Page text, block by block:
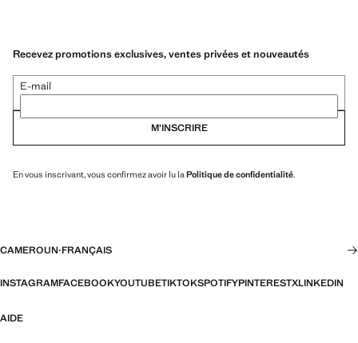
Recevez promotions exclusives, ventes privées et nouveautés
E-mail
M’INSCRIRE
En vous inscrivant, vous confirmez avoir lu la Politique de confidentialité.
CAMEROUN·FRANÇAIS
INSTAGRAMFACEBOOKYOUTUBETIKTOKSPOTIFYPINTERESTXLINKEDIN
AIDE